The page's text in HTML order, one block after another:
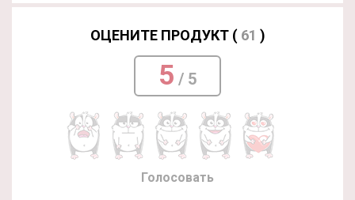
ОЦЕНИТЕ ПРОДУКТ ( 61 )
5 / 5
Голосовать